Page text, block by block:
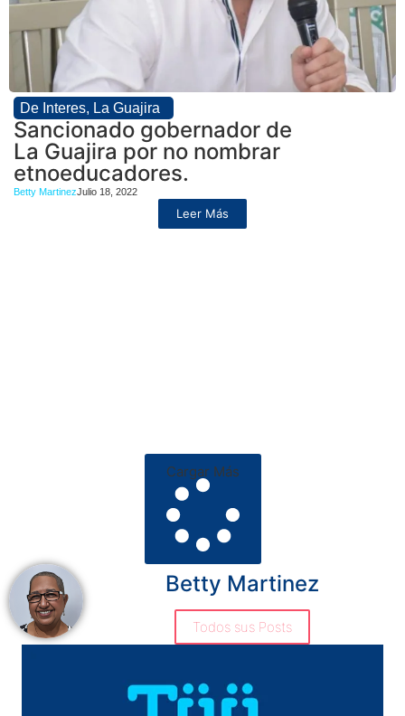
De Interes, La Guajira
Sancionado gobernador de
La Guajira por no nombrar
etnoeducadores.
Betty MartinezJulio 18, 2022
Leer Más
Cargar Más
Betty Martinez
Todos sus Posts